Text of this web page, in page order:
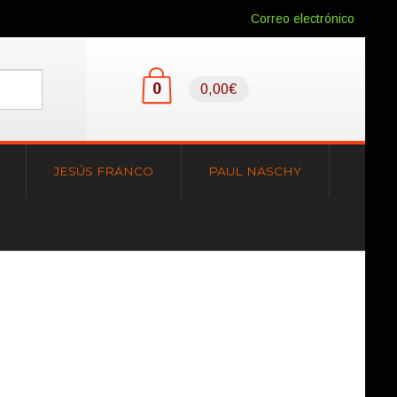
Correo electrónico
0 0,00€
JESÚS FRANCO PAUL NASCHY